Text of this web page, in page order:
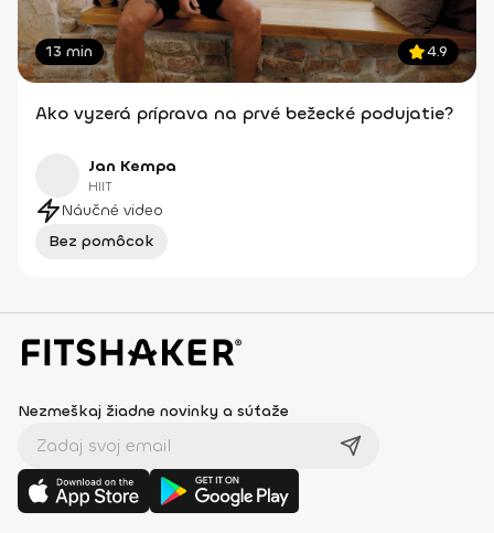
13 min 4.9
Ako vyzerá príprava na prvé bežecké podujatie?
Jan Kempa
HIIT
Náučné video
Bez pomôcok
Nezmeškaj žiadne novinky a súťaže